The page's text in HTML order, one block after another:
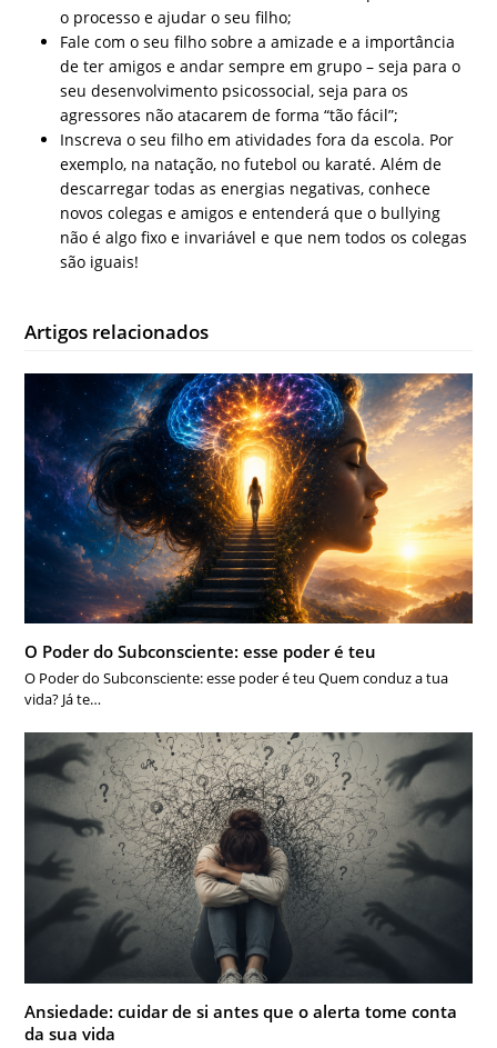
o processo e ajudar o seu filho;
Fale com o seu filho sobre a amizade e a importância
de ter amigos e andar sempre em grupo – seja para o
seu desenvolvimento psicossocial, seja para os
agressores não atacarem de forma “tão fácil”;
Inscreva o seu filho em atividades fora da escola. Por
exemplo, na natação, no futebol ou karaté. Além de
descarregar todas as energias negativas, conhece
novos colegas e amigos e entenderá que o bullying
não é algo fixo e invariável e que nem todos os colegas
são iguais!
Artigos relacionados
O Poder do Subconsciente: esse poder é teu
O Poder do Subconsciente: esse poder é teu Quem conduz a tua
vida? Já te…
Ansiedade: cuidar de si antes que o alerta tome conta
da sua vida